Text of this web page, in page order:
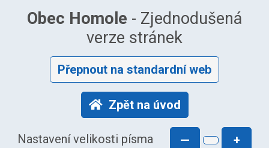
Obec Homole - Zjednodušená
verze stránek
Přepnout na standardní web
Zpět na úvod
Nastavení velikosti písma — +